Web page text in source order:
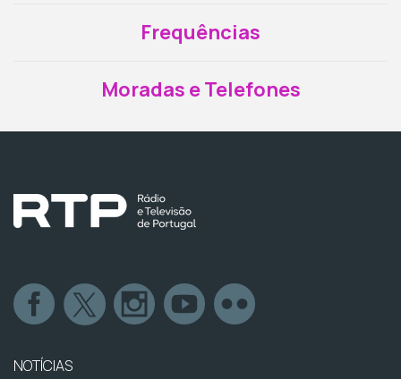
Frequências
Moradas e Telefones
NOTÍCIAS